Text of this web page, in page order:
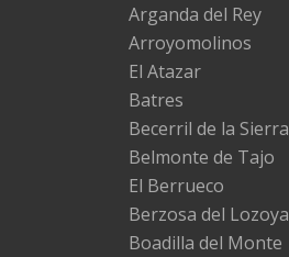
Arganda del Rey
Arroyomolinos
El Atazar
Batres
Becerril de la Sierra
Belmonte de Tajo
El Berrueco
Berzosa del Lozoya
Boadilla del Monte